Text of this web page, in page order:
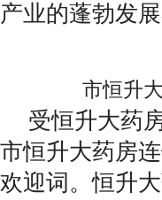
产业的蓬勃发
市恒升
受恒升大药
市恒升大药房
欢迎词。恒升